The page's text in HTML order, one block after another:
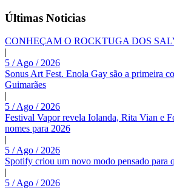
Últimas Noticias
CONHEÇAM O ROCKTUGA DOS
|
5 / Ago / 2026
Sonus Art Fest. Enola Gay são a primeira
Guimarães
|
5 / Ago / 2026
Festival Vapor revela Iolanda, Rita Vian e
nomes para 2026
|
5 / Ago / 2026
Spotify criou um novo modo pensado para
|
5 / Ago / 2026